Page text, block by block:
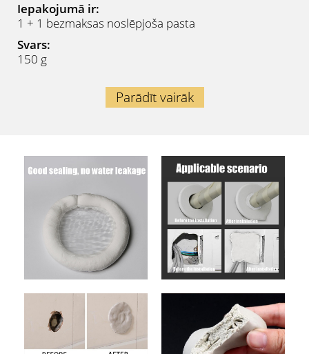
Iepakojumā ir:
1 + 1 bezmaksas noslēpjoša pasta
Svars:
150 g
Parādīt vairāk